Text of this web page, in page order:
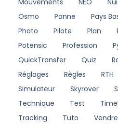
Mouvements NEO
Osmo
Panne Pays
Photo
Pilote Plan
Potensic
Profession
QuickTransfer
Quiz
Réglages
Règles RTH
Simulateur
Skyrover
Technique
Test
Tracking
Tuto Vendre